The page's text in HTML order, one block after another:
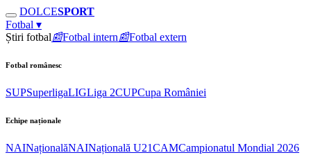
DOLCESPORT
Fotbal ▾
Știri fotbal📰Fotbal intern📰Fotbal extern
Fotbal românesc
SUPSuperligaLIGLiga 2CUPCupa României
Echipe naționale
NAINaționalăNAINațională U21CAMCampionatul Mondial 2026